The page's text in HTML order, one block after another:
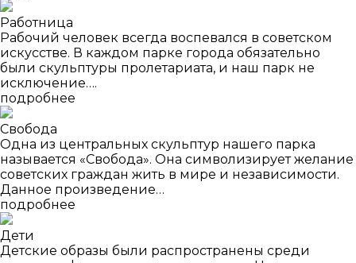
Работница
Рабочий человек всегда воспевался в советском
искусстве. В каждом парке города обязательно
были скульптуры пролетариата, и наш парк не
исключение….
подробнее
Свобода
Одна из центральных скульптур нашего парка
называется «Свобода». Она символизирует желание
советских граждан жить в мире и независимости.
Данное произведение…
подробнее
Дети
Детские образы были распространены среди